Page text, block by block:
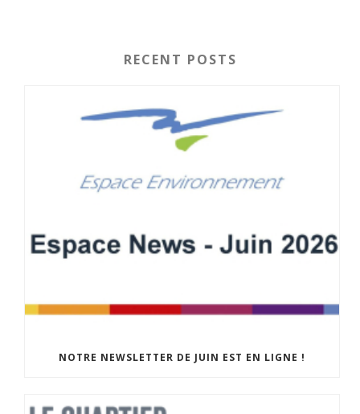
RECENT POSTS
NOTRE NEWSLETTER DE JUIN EST EN LIGNE !